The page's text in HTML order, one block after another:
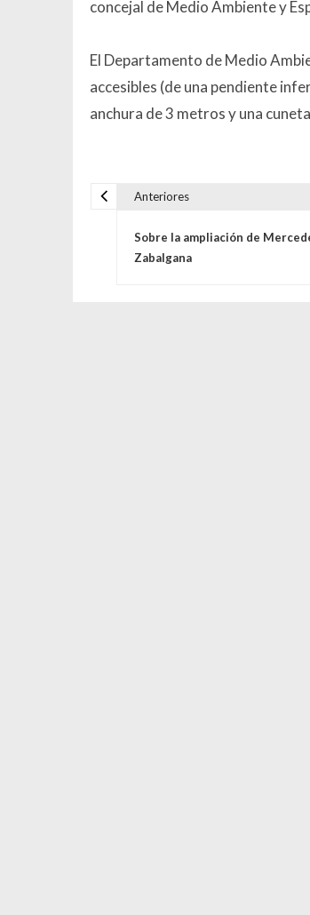
concejal de Medio Ambiente y
El Departamento de Medio
accesibles (de una pendiente
anchura de 3 metros y una
Anteriores
Sobre la ampliación de
Zabalgana